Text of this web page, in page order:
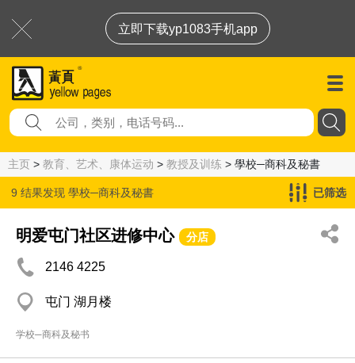
立即下载yp1083手机app
主页 > 教育、艺术、康体运动 > 教授及训练 > 學校─商科及秘書
9 结果发现 學校─商科及秘書 已筛选
明爱屯门社区进修中心 分店
2146 4225
屯门 湖月楼
学校─商科及秘书